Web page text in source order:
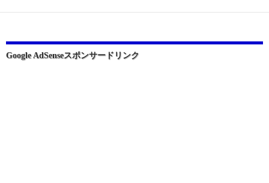
ー
ョ
Google AdSenseスポンサードリンク